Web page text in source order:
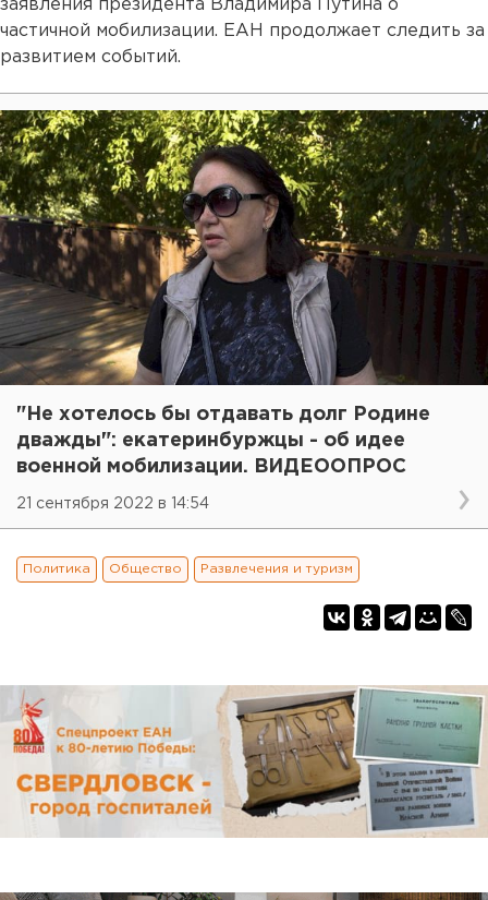
заявления президента Владимира Путина о
частичной мобилизации. ЕАН продолжает следить за
развитием событий.
"Не хотелось бы отдавать долг Родине
дважды": екатеринбуржцы - об идее
военной мобилизации. ВИДЕООПРОС
21 сентября 2022 в 14:54
Политика Общество Развлечения и туризм